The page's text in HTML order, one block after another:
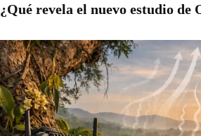
¿Qué revela el nuevo estudio de